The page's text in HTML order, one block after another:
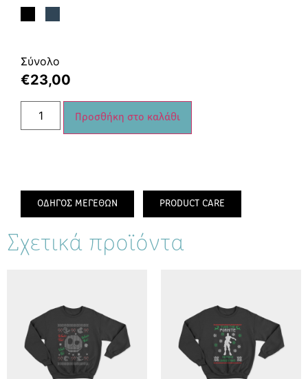
Σύνολο
€23,00
Προσθήκη στο καλάθι
ΟΔΗΓΟΣ ΜΕΓΕΘΩΝ PRODUCT CARE
Σχετικά προϊόντα